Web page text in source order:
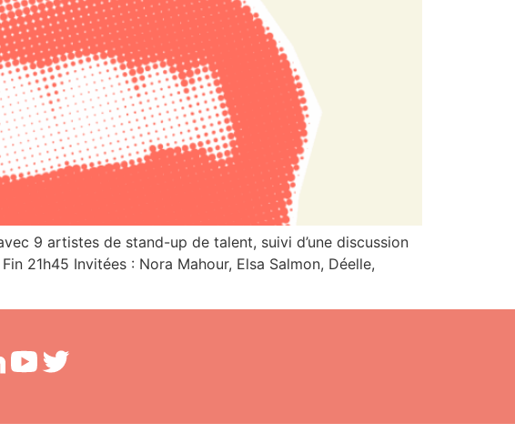
9 artistes de stand-up de talent, suivi d’une discussion
Fin 21h45 Invitées : Nora Mahour, Elsa Salmon, Déelle,